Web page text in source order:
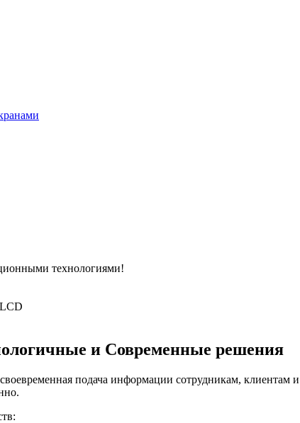
технологиями!
и Современные решения
подача информации сотрудникам,